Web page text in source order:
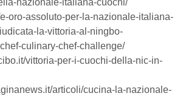
nazionale-italiana-cuochi/
oro-assoluto-per-la-nazionale-italiana-
la-vittoria-al-ningbo-
culinary-chef-challenge/
vittoria-per-i-cuochi-della-nic-in-
articoli/cucina-la-nazionale-